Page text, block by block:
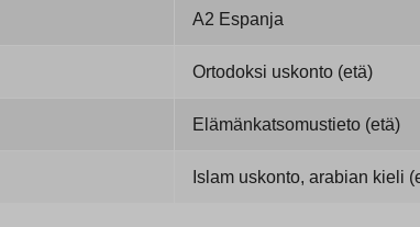
A2 Espanja
Ortodoksi uskonto (etä)
Elämänkatsomustieto (etä)
Islam uskonto, arabian kieli